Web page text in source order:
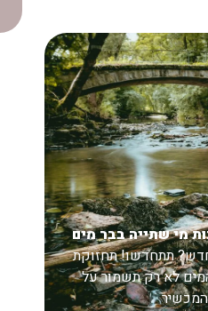
מי שתייה בבר מים
תתחדשו! תחזוקת
לא רק תשמור על
המכשיר